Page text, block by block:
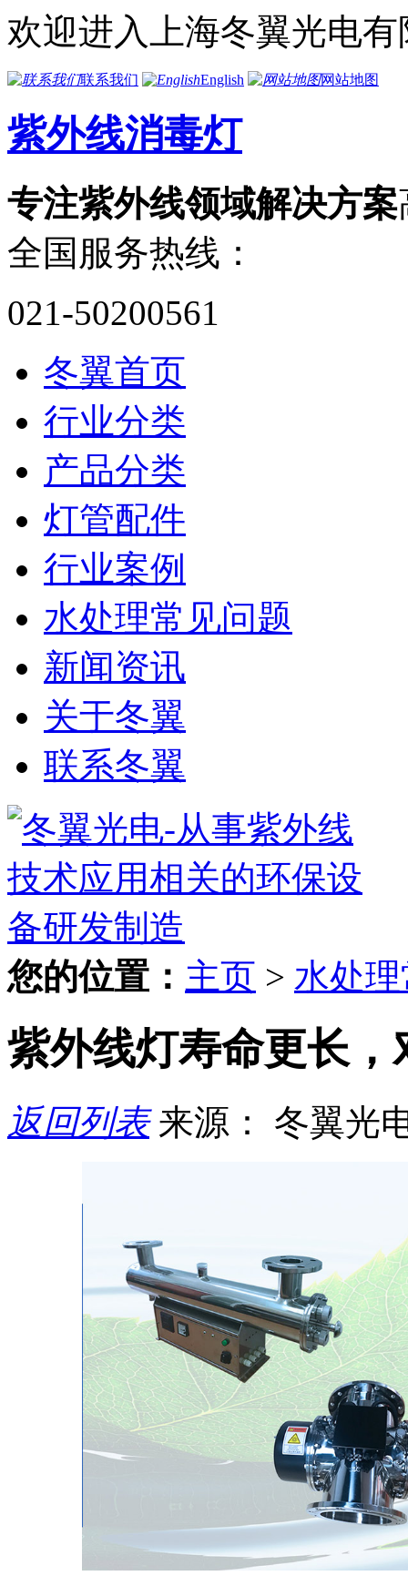
欢迎进入上海冬翼光电
联系我们 English 网站地图
紫外线消毒灯
专注紫外线领域解决方案
全国服务热线：
021-50200561
冬翼首页
行业分类
产品分类
灯管配件
行业案例
水处理常见问题
新闻资讯
关于冬翼
联系冬翼
您的位置： 主页 > 水处
紫外线灯寿命更长
返回列表 来源： 冬翼光